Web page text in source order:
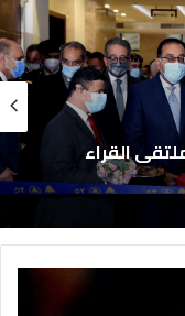
القراء